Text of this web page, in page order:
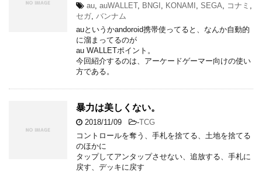
au auWALLET, BNGI KONAMI SEGA コナミ
セガ バンナム
auというかandoroid携帯使ってると、なんか自動的
に溜まってるのが
au WALLETポイント。
今回紹介するのは、アーケードゲーマー向けの使い
方である。
暴力は美しくない。
2018/11/09 -TCG
コントロールを奪う、手札を捨てる、土地を捨てる
のほかに
タップしてアンタップさせない、追放する、手札に
戻す、デッキに戻す